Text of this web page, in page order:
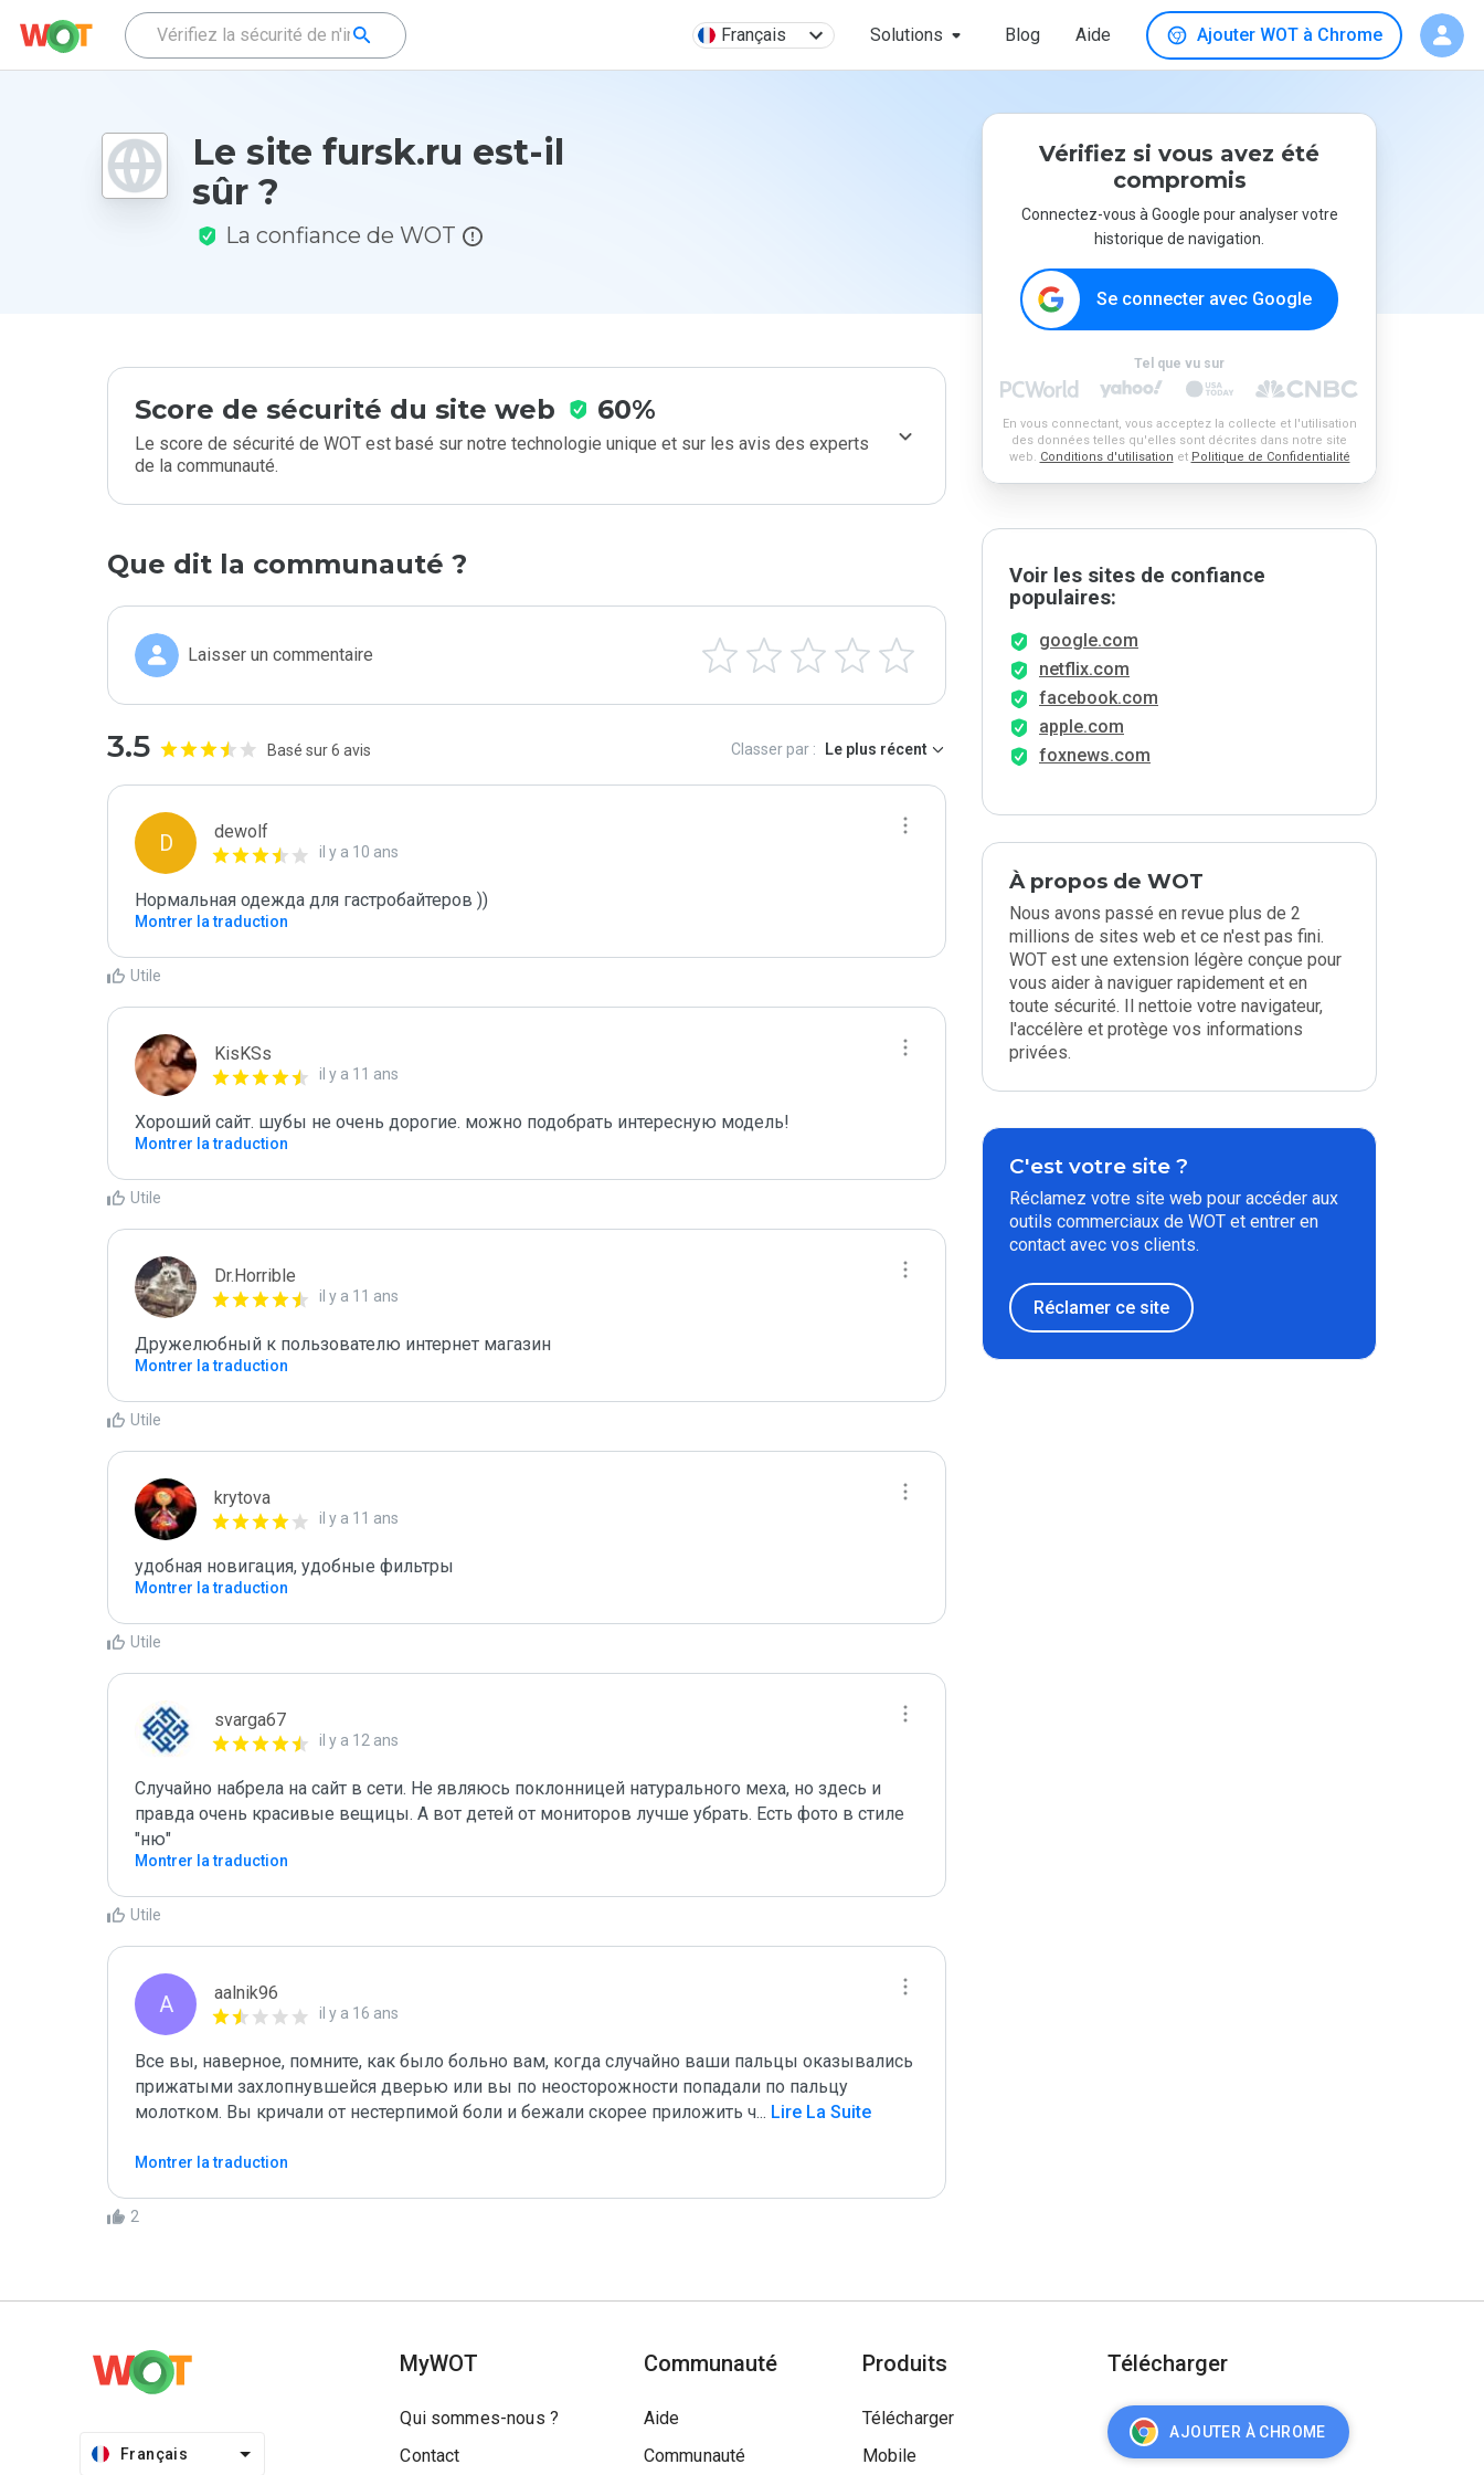
Français Solutions Blog Aide Ajouter WOT à Chrome
Le site fursk.ru est-il
sûr ?
La confiance de WOT
Score de sécurité du site web 60%
Le score de sécurité de WOT est basé sur notre technologie unique et sur les avis des experts
de la communauté.
Que dit la communauté ?
Laisser un commentaire
3.5 Basé sur 6 avis Classer par : Le plus récent
D dewolf
il y a 10 ans
Нормальная одежда для гастробайтеров ))
Montrer la traduction
Utile
KisKSs
il y a 11 ans
Хороший сайт. шубы не очень дорогие. можно подобрать интересную модель!
Montrer la traduction
Utile
Dr.Horrible
il y a 11 ans
Дружелюбный к пользователю интернет магазин
Montrer la traduction
Utile
krytova
il y a 11 ans
удобная новигация, удобные фильтры
Montrer la traduction
Utile
svarga67
il y a 12 ans
Случайно набрела на сайт в сети. Не являюсь поклонницей натурального меха, но здесь и
правда очень красивые вещицы. А вот детей от мониторов лучше убрать. Есть фото в стиле
"ню"
Montrer la traduction
Utile
A aalnik96
il y a 16 ans
Все вы, наверное, помните, как было больно вам, когда случайно ваши пальцы оказывались
прижатыми захлопнувшейся дверью или вы по неосторожности попадали по пальцу
молотком. Вы кричали от нестерпимой боли и бежали скорее приложить ч... Lire La Suite
Montrer la traduction
2
Vérifiez si vous avez été
compromis
Connectez-vous à Google pour analyser votre
historique de navigation.
Se connecter avec Google
Tel que vu sur
En vous connectant, vous acceptez la collecte et l'utilisation
des données telles qu'elles sont décrites dans notre site
web. Conditions d'utilisation et Politique de Confidentialité
Voir les sites de confiance
populaires:
google.com
netflix.com
facebook.com
apple.com
foxnews.com
À propos de WOT
Nous avons passé en revue plus de 2
millions de sites web et ce n'est pas fini.
WOT est une extension légère conçue pour
vous aider à naviguer rapidement et en
toute sécurité. Il nettoie votre navigateur,
l'accélère et protège vos informations
privées.
C'est votre site ?
Réclamez votre site web pour accéder aux
outils commerciaux de WOT et entrer en
contact avec vos clients.
Réclamer ce site
Français
MyWOT
Qui sommes-nous ?
Contact
Communauté
Aide
Communauté
Produits
Télécharger
Mobile
Télécharger
AJOUTER À CHROME